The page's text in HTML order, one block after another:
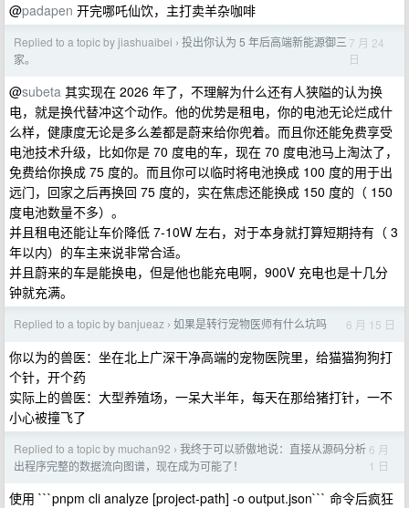
@padapen 开完哪吒仙饮，主打卖羊杂咖啡
Replied to a topic by jiashuaibei › 投出你认为 5 年后高端新能源御三
家。
7 月 24
日
@subeta 其实现在 2026 年了，不理解为什么还有人狭隘的认为换
电，就是换代替冲这个动作。他的优势是租电，你的电池无论烂成什
么样，健康度无论是多么差都是蔚来给你兜着。而且你还能免费享受
电池技术升级，比如你是 70 度电的车，现在 70 度电池马上淘汰了，
免费给你换成 75 度的。而且你可以临时将电池换成 100 度的用于出
远门，回家之后再换回 75 度的，实在焦虑还能换成 150 度的（ 150
度电池数量不多）。
并且租电还能让车价降低 7-10W 左右，对于本身就打算短期持有（ 3
年以内）的车主来说非常合适。
并且蔚来的车是能换电，但是他也能充电啊，900V 充电也是十几分
钟就充满。
Replied to a topic by banjueaz › 如果是转行宠物医师有什么坑吗 6 月 15 日
你以为的兽医：坐在北上广深干净高端的宠物医院里，给猫猫狗狗打
个针，开个药
实际上的兽医：大型养殖场，一呆大半年，每天在那给猪打针，一不
小心被撞飞了
Replied to a topic by muchan92 › 我终于可以骄傲地说：直接从源码分析
出程序完整的数据流向图谱，现在成为可能了！
6 月
1 日
使用 ```pnpm cli analyze [project-path] -o output.json``` 命令后疯狂